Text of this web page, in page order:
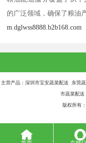
的广泛领域，确保了粮油
m.dglwss8888.b2b168.com
主营产品：深圳市宝安蔬菜配送 东莞
市蔬菜配
版权所有